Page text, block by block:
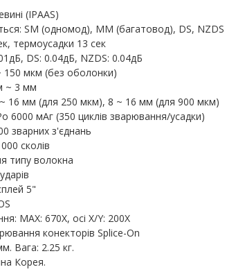
(IPAAS)
SM (одномод), MM (багатовод), DS, NZDS
термоусадки 13 сек
DS: 0.04дБ, NZDS: 0.04дБ
150 мкм (без оболонки)
~ 3 мм
16 мм (для 250 мкм), 8 ~ 16 мм (для 900 мкм)
6000 мАг (350 циклів зварювання/усадки)
зварних з'єднань
сколів
типу волокна
5"
MAX: 670X, осі X/Y: 200X
конекторів Splice-On
Вага: 2.25 кг.
Корея.